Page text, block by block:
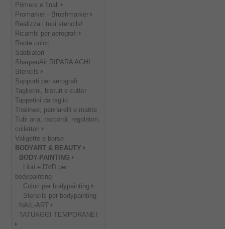
Primers e finali
Promarker - Brushmarker
Realizza i tuoi stencils!
Ricambi per aerografi
Ruote colori
Sabbiatori
SharpenAir RIPARA AGHI
Stencils
Supporti per aerografi
Taglierini, bisturi e cutter
Tappetini da taglio
Tiralinee, pennarelli e matite
Tubi aria, raccordi, regolatori,
collettori
Valigette e borse
BODYART & BEAUTY
BODY-PAINTING
Libri e DVD per
bodypainting
Colori per bodypainting
Stencils per bodypainting
NAIL-ART
TATUAGGI TEMPORANEI